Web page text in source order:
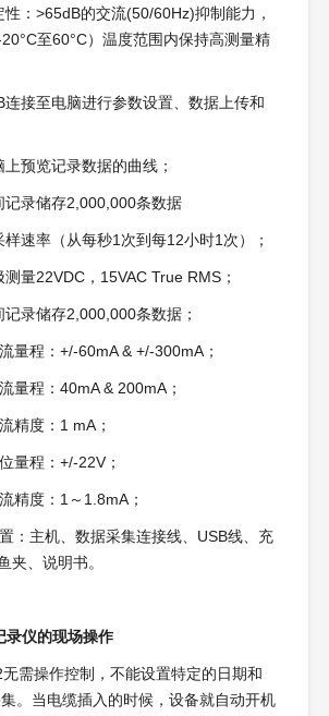
：>65dB的交流(50/60Hz)抑制能力，
至60°C）温度范围内保持高测量精
连接至电脑进行参数设置、数据上传和
预览记录数据的曲线；
记录储存2,000,000条数据
速率（从每秒1次到每12小时1次）；
量22VDC，15VAC True RMS；
录储存2,000,000条数据；
量程：+/-60mA & +/-300mA；
量程：40mA & 200mA；
精度：1 mA；
量程：+/-22V；
精度：1～1.8mA；
：主机、数据采集连接线、USB线、充
夹、说明书。
录仪的现场操作
需操作控制，不能设置特定的日期和
。当电缆插入的时候，设备就自动开机